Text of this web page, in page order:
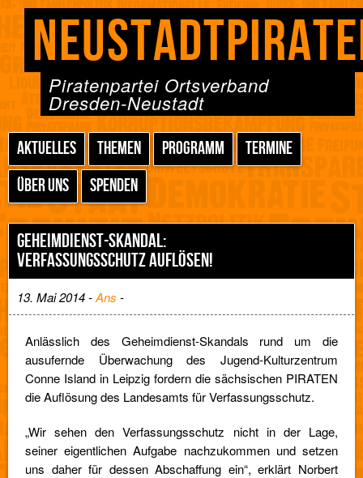
Piratenpartei Ortsverband
Dresden-Neustadt
AKTUELLES THEMEN PROGRAMM
TERMINE
ÜBER UNS
SPENDEN
GEHEIMDIENST-SKANDAL:
VERFASSUNGSSCHUTZ AUFLÖSEN!
13. Mai 2014 -Ans -
Anlässlich des Geheimdienst-Skandals rund um die
ausufernde Überwachung des Jugend-Kulturzentrum
Conne Island in Leipzig fordern die sächsischen PIRATEN
die Auflösung des Landesamts für Verfassungsschutz.
„Wir sehen den Verfassungsschutz nicht in der Lage,
seiner eigentlichen Aufgabe nachzukommen und setzen
uns daher für dessen Abschaffung ein“, erklärt Norbert